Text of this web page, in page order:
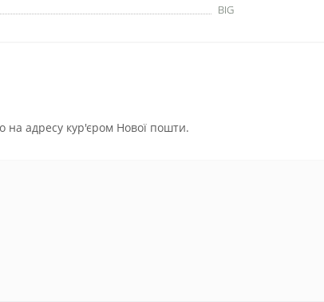
BIG
на адресу кур'єром Нової пошти.